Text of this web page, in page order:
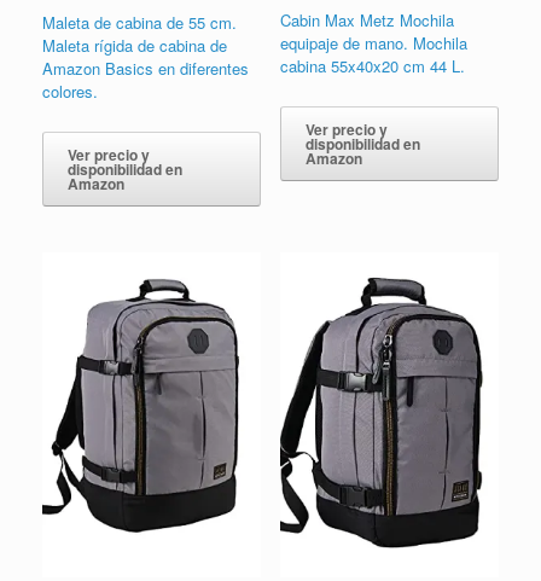
Maleta de cabina de 55 cm.
Maleta rígida de cabina de
Amazon Basics en diferentes
colores.
Ver precio y
disponibilidad en
Amazon
Cabin Max Metz Mochila
equipaje de mano. Mochila
cabina 55x40x20 cm 44 L.
Ver precio y
disponibilidad en
Amazon